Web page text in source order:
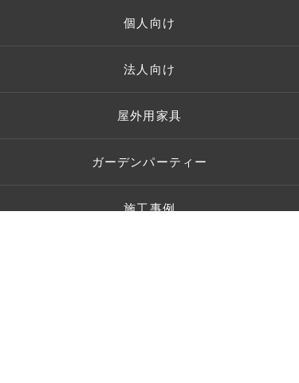
個人向け
法人向け
屋外用家具
ガーデンパーティー
施工事例